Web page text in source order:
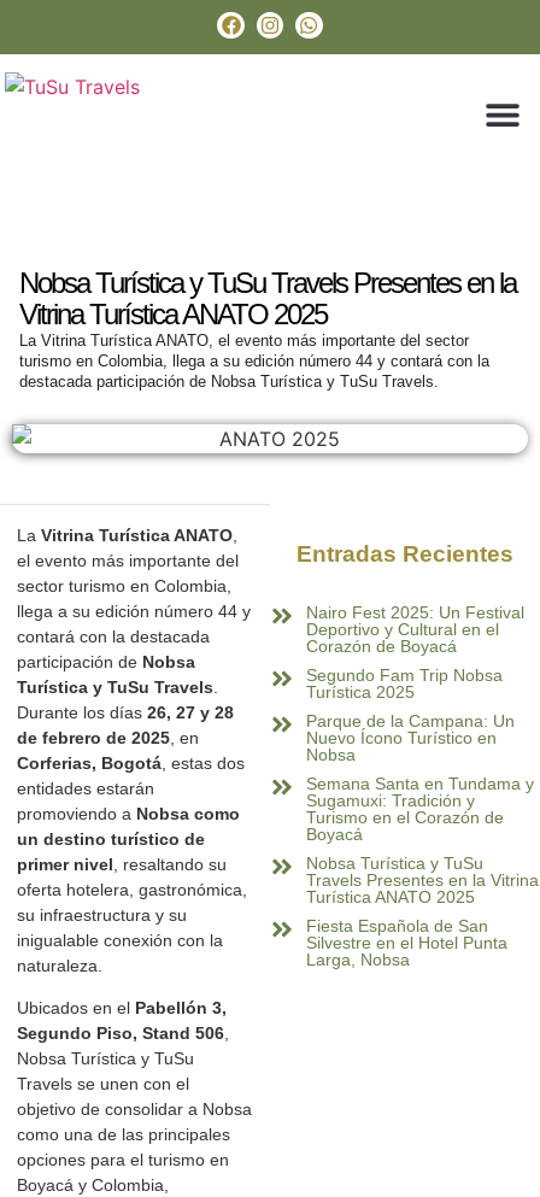
Nobsa Turística y TuSu Travels Presentes en la
Vitrina Turística ANATO 2025
La Vitrina Turística ANATO, el evento más importante del sector
turismo en Colombia, llega a su edición número 44 y contará con la
destacada participación de Nobsa Turística y TuSu Travels.
LaVitrina Turística ANATO
el evento más importante del
sector turismo en Colombia,
llega a su edición número 44 y
contará con la destacada
participación de Nobsa
Turística y TuSu Travels
Durante los días26, 27 y 28
de febrero de 2025 , en
Corferias, Bogotá , estas dos
entidades estarán
promoviendo a Nobsa como
un destino turístico de
primer nivel , resaltando su
oferta hotelera, gastronómica,
su infraestructura y su
inigualable conexión con la
naturaleza.
Ubicados en el Pabellón 3,
Segundo Piso, Stand 506
Nobsa Turística y TuSu
Travels se unen con el
objetivo de consolidar a Nobsa
como una de las principales
opciones para el turismo en
Boyacá y Colombia,
Entradas Recientes
Nairo Fest 2025: Un Festival
Deportivo y Cultural en el
Corazón de Boyacá
Segundo Fam Trip Nobsa
Turística 2025
Parque de la Campana: Un
Nuevo Ícono Turístico en
Nobsa
Semana Santa en Tundama y
Sugamuxi: Tradición y
Turismo en el Corazón de
Boyacá
Nobsa Turística y TuSu
Travels Presentes en la Vitrina
Turística ANATO 2025
Fiesta Española de San
Silvestre en el Hotel Punta
Larga, Nobsa